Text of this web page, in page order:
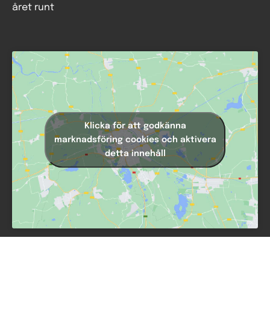
året runt
Klicka för att godkänna
marknadsföring cookies och aktivera
detta innehåll